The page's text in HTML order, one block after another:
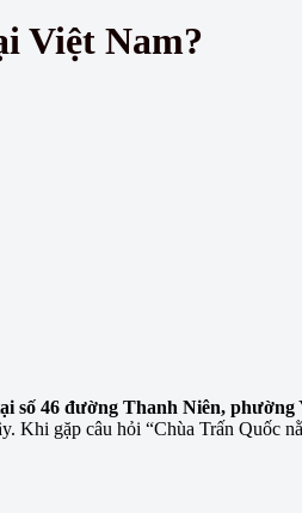
Việt Nam?
số 46 đường Thanh Niên,
gặp câu hỏi “Chùa Trấn Quốc